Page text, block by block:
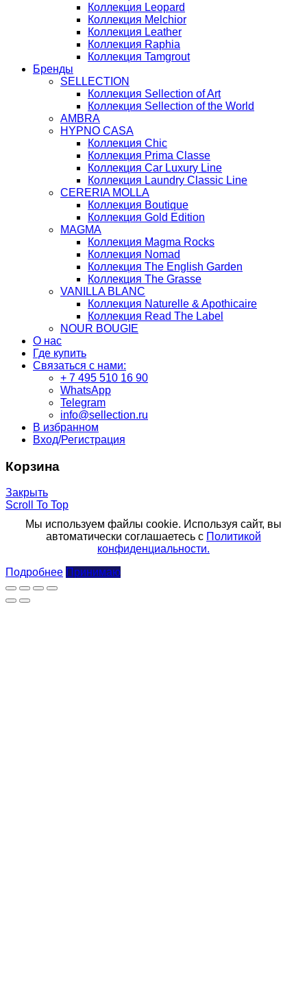
Коллекция Leopard
Коллекция Melchior
Коллекция Leather
Коллекция Raphia
Коллекция Tamgrout
Бренды
SELLECTION
Коллекция Sellection of Art
Коллекция Sellection of the World
AMBRA
HYPNO CASA
Коллекция Chic
Коллекция Prima Classe
Коллекция Car Luxury Line
Коллекция Laundry Classic Line
CERERIA MOLLA
Коллекция Boutique
Коллекция Gold Edition
MAGMA
Коллекция Magma Rocks
Коллекция Nomad
Коллекция The English Garden
Коллекция The Grasse
VANILLA BLANC
Коллекция Naturelle & Apothicaire
Коллекция Read The Label
NOUR BOUGIE
О нас
Где купить
Связаться с нами:
+ 7 495 510 16 90
WhatsApp
Telegram
info@sellection.ru
В избранном
Вход/Регистрация
Корзина
Закрыть
Scroll To Top
Мы используем файлы cookie. Используя сайт, вы
автоматически соглашаетесь с Политикой
конфиденциальности.
Подробнее Принимаю